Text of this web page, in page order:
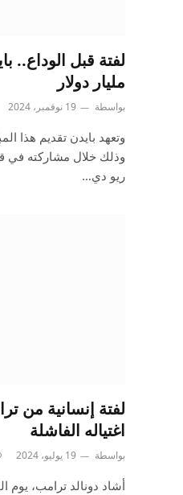
مليار دولار
بواسطة 19 نوفمبر، 2024
وتعهد بايدن تقديم هذا
وذلك خلال مشاركته في
ريو دي…
لفتة إنسانية من
اغتياله الفاشلة
بواسطة 19 يوليو، 2024
أشاد دونالد ترامب، يوم